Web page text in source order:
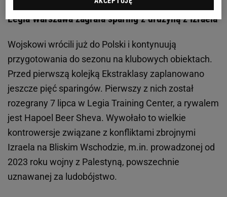
Legia Warszawa zagrała sparing z drużyną z Izraela
Wojskowi wrócili już do Polski i kontynuują
przygotowania do sezonu na klubowych obiektach.
Przed pierwszą kolejką Ekstraklasy zaplanowano
jeszcze pięć sparingów. Pierwszy z nich został
rozegrany 7 lipca w Legia Training Center, a rywalem
jest Hapoel Beer Sheva. Wywołało to wielkie
kontrowersje związane z konfliktami zbrojnymi
Izraela na Bliskim Wschodzie, m.in. prowadzonej od
2023 roku wojny z Palestyną, powszechnie
uznawanej za ludobójstwo.